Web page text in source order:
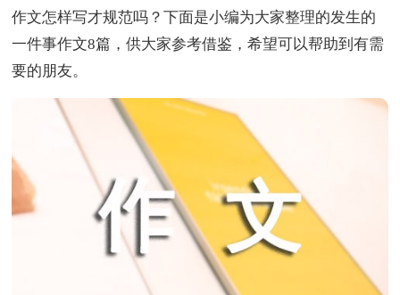
作文怎样写才规范吗？下面是小编为大家整理的发生的
一件事作文8篇，供大家参考借鉴，希望可以帮助到有需
要的朋友。